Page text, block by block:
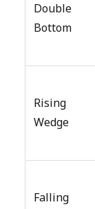
Double
Bottom
Rising
Wedge
Falling